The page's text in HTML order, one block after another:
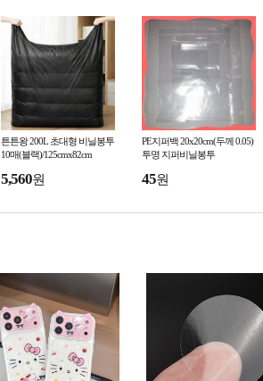
튼튼왕 200L 초대형 비닐봉투
10매(블랙)/125cmx82cm
5,560원
PE지퍼백 20x20cm(두께 0.05)
투명 지퍼비닐봉투
45원